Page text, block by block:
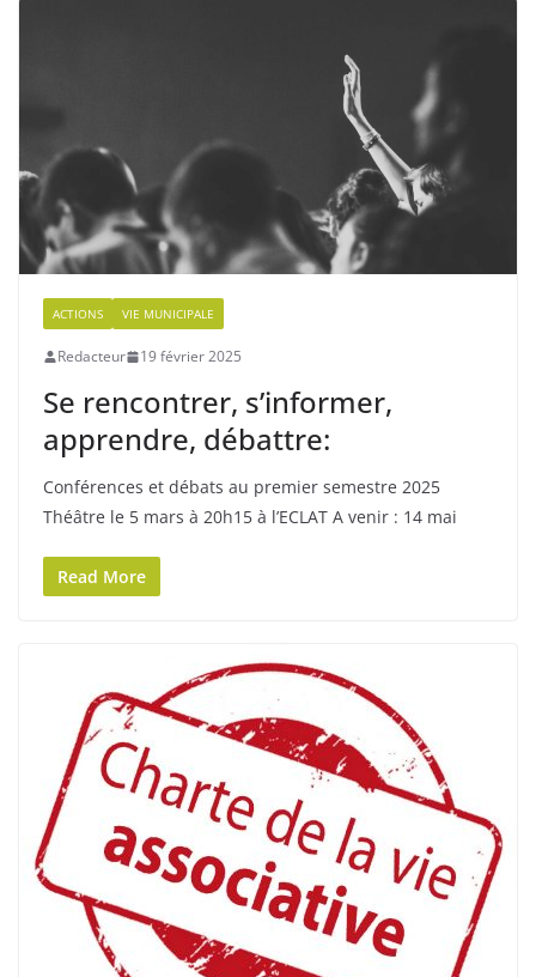
ACTIONS VIE MUNICIPALE
Redacteur 19 février 2025
Se rencontrer, s’informer,
apprendre, débattre:
Conférences et débats au premier semestre 2025
Théâtre le 5 mars à 20h15 à l’ECLAT A venir : 14 mai
Read More